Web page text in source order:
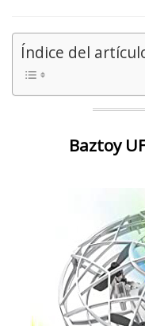
Índice del
Baztoy